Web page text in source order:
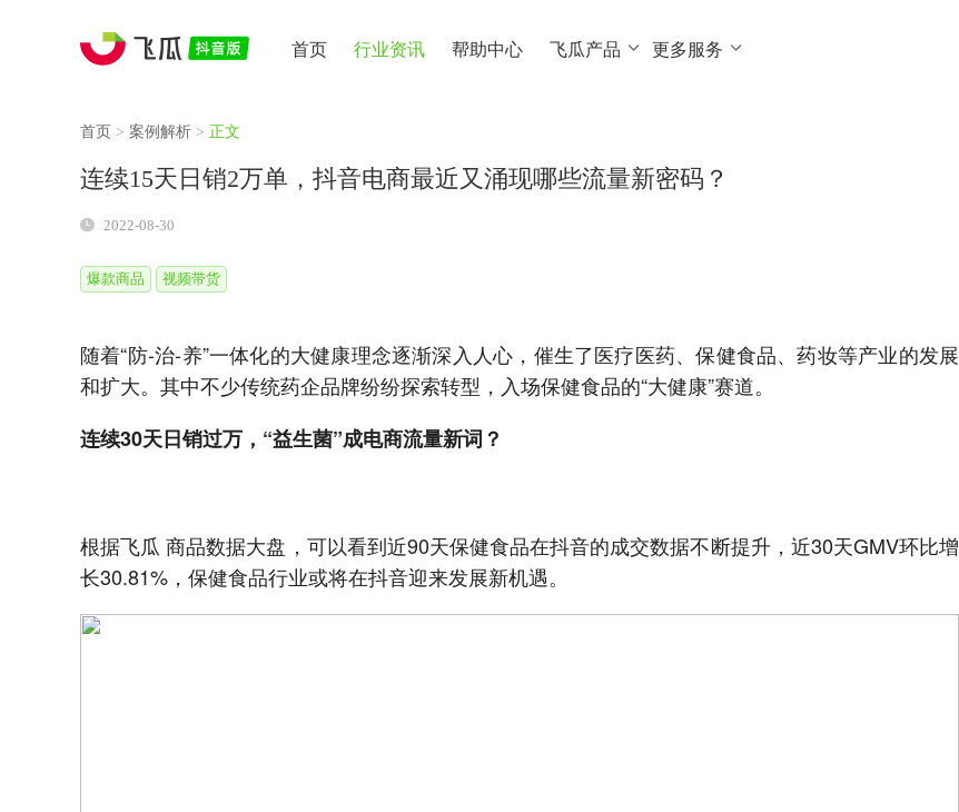
首页 行业资讯 帮助中心 飞瓜产品 更多服务
首页 > 案例解析 > 正文
连续15天日销2万单，抖音电商最近又涌现哪些流量新密码？
2022-08-30
爆款商品 视频带货
随着“防-治-养”一体化的大健康理念逐渐深入人心，催生了医疗医药、保健食品、药妆等产业的发展
和扩大。其中不少传统药企品牌纷纷探索转型，入场保健食品的“大健康”赛道。
连续30天日销过万，“益生菌”成电商流量新词？
根据飞瓜 商品数据大盘，可以看到近90天保健食品在抖音的成交数据不断提升，近30天GMV环比增
长30.81%，保健食品行业或将在抖音迎来发展新机遇。